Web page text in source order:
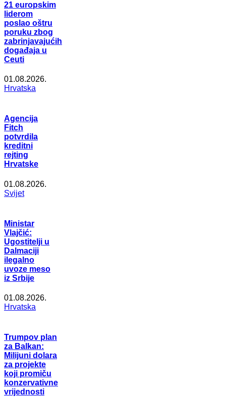
21 europskim
liderom
poslao oštru
poruku zbog
zabrinjavajućih
događaja u
Ceuti
01.08.2026.
Hrvatska
Agencija
Fitch
potvrdila
kreditni
rejting
Hrvatske
01.08.2026.
Svijet
Ministar
Vlajčić:
Ugostitelji u
Dalmaciji
ilegalno
uvoze meso
iz Srbije
01.08.2026.
Hrvatska
Trumpov plan
za Balkan:
Milijuni dolara
za projekte
koji promiču
konzervativne
vrijednosti